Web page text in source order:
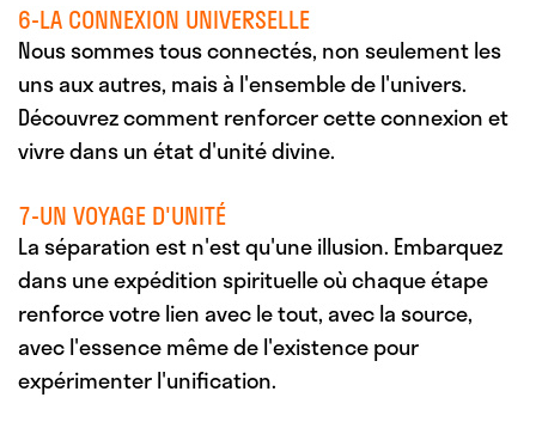
6-LA CONNEXION UNIVERSELLE
Nous sommes tous connectés, non seulement les
uns aux autres, mais à l'ensemble de l'univers.
Découvrez comment renforcer cette connexion et
vivre dans un état d'unité divine.
7-UN VOYAGE D'UNITÉ
La séparation est n'est qu'une illusion. Embarquez
dans une expédition spirituelle où chaque étape
renforce votre lien avec le tout, avec la source,
avec l'essence même de l'existence pour
expérimenter l'unification.